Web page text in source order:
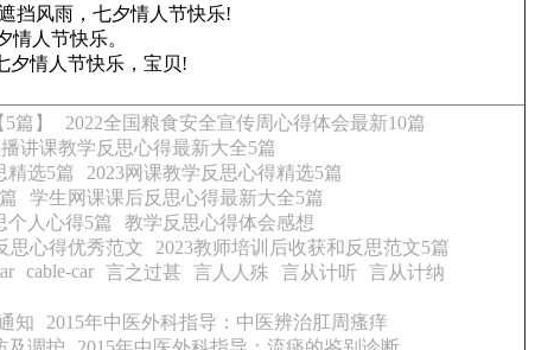
挡风雨，七夕情人节快乐!
人节快乐。
夕情人节快乐，宝贝!
篇】
2022全国粮食安全宣传周心得体会最新10篇
讲课教学反思心得最新大全5篇
精选5篇
2023网课教学反思心得精选5篇
学生网课课后反思心得最新大全5篇
个人心得5篇
教学反思心得体会感想
思心得优秀范文
2023教师培训后收获和反思范文5篇
cable-car 言之过甚 言人人殊 言从计听 言从计纳
知
2015年中医外科指导：中医辨治肛周瘙痒